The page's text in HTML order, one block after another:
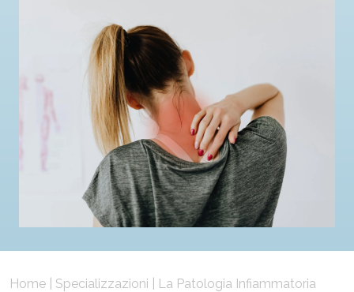
Home Specializzazioni La Patologia Infiammatoria